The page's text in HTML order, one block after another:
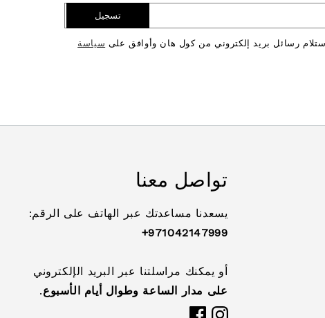
تسجيل
رسائل بريد إلكتروني من كول هان وأوافق على سياسة
تواصل معنا
يسعدنا مساعدتك عبر الهاتف على الرقم:
971042147999+
أو يمكنك مراسلتنا عبر البريد الإلكتروني
على مدار الساعة وطوال أيام الأسبوع.